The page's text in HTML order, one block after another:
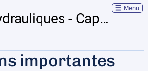
Turbines hydrauliques - Capsules théoriques
Menu
importantes